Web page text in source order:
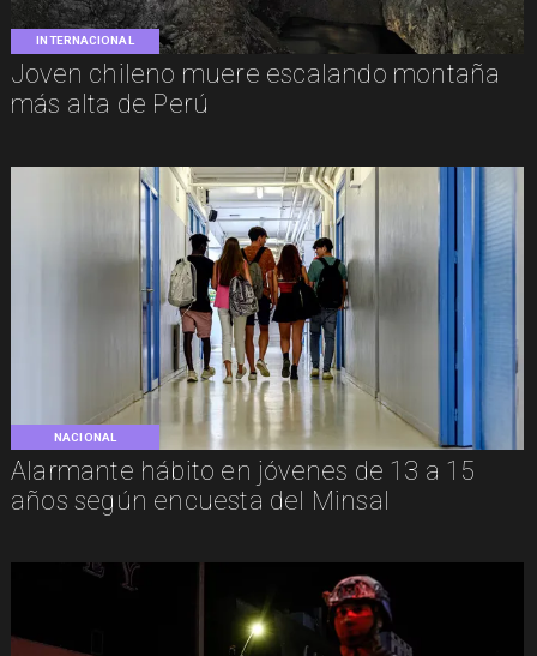
INTERNACIONAL
Joven chileno muere escalando montaña
más alta de Perú
NACIONAL
Alarmante hábito en jóvenes de 13 a 15
años según encuesta del Minsal